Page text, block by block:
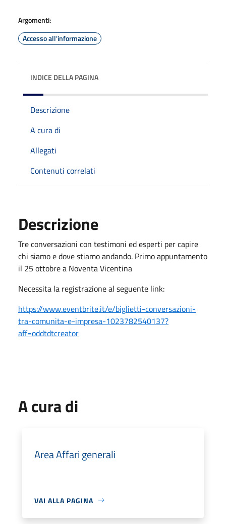
Argomenti:
Accesso all'informazione
INDICE DELLA PAGINA
Descrizione
A cura di
Allegati
Contenuti correlati
Descrizione
Tre conversazioni con testimoni ed esperti per capire
chi siamo e dove stiamo andando. Primo appuntamento
il 25 ottobre a Noventa Vicentina
Necessita la registrazione al seguente link:
https://www.eventbrite.it/e/biglietti-conversazioni-
tra-comunita-e-impresa-1023782540137?
aff=oddtdtcreator
A cura di
Area Affari generali
VAI ALLA PAGINA